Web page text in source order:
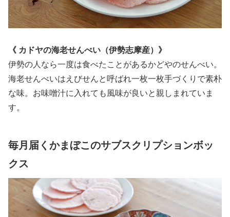
《 カドヤの海老せんべい（伊勢志摩産） 》
伊勢の人なら一度は食べたことがあるかどやのせんべい。
海老せんべいはえびせんと呼ばれ一枚一枚手づくりで素朴
な味。お味噌汁に入れても風味が良いと親しまれていま
す。
毎月届くかまぼこのサブスクリプションボッ
クス